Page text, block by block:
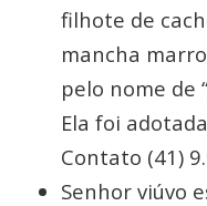
filhote de
mancha
pelo nome de
Ela foi
Contato (41)
Senhor viúvo